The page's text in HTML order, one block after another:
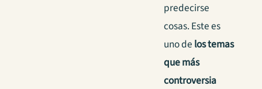
predecirse
cosas. Este es
uno de los temas
que más
controversia